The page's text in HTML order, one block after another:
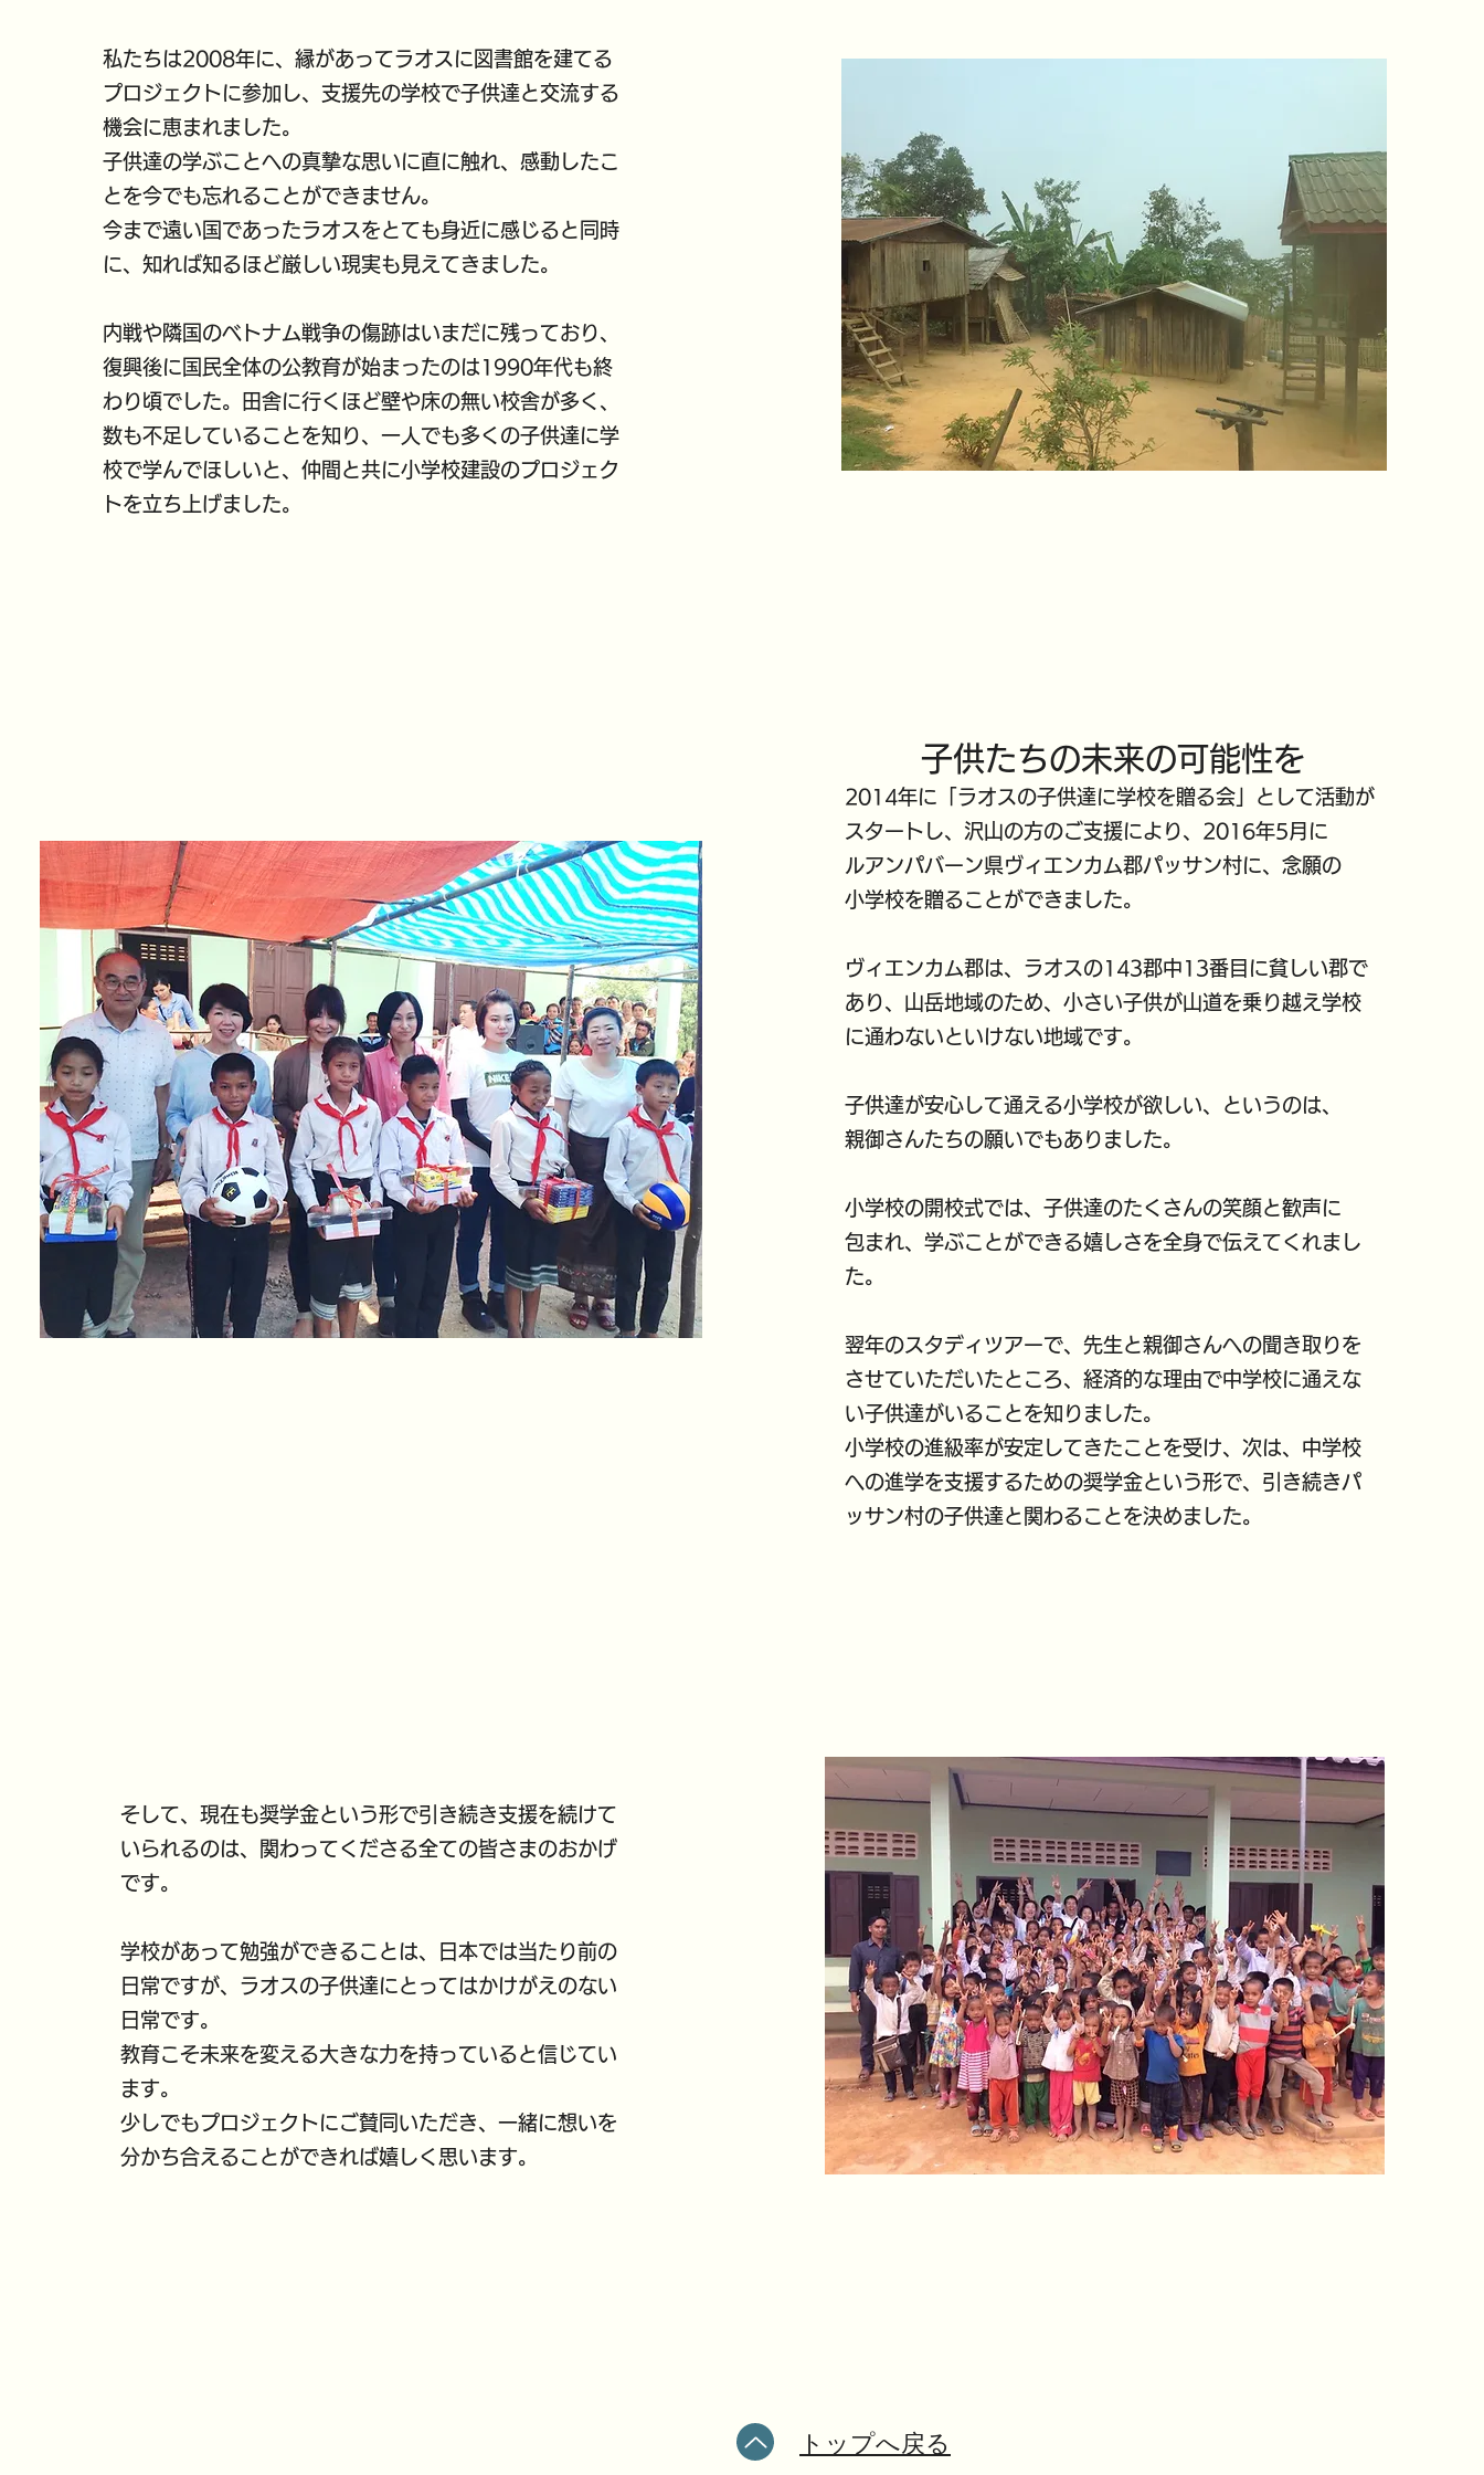
私たちは2008年に、縁があってラオスに図書館を建てる
プロジェクトに参加し、支援先の学校で子供達と交流する
機会に恵まれました。
子供達の学ぶことへの真摯な思いに直に触れ、感動したこ
とを今でも忘れることができません。
今まで遠い国であったラオスをとても身近に感じると同時
に、知れば知るほど厳しい現実も見えてきました。
内戦や隣国のベトナム戦争の傷跡はいまだに残っており、
復興後に国民全体の公教育が始まったのは1990年代も終
わり頃でした。田舎に行くほど壁や床の無い校舎が多く、
数も不足していることを知り、一人でも多くの子供達に学
校で学んでほしいと、仲間と共に小学校建設のプロジェク
トを立ち上げました。
子供たちの未来の可能性を
2014年に「ラオスの子供達に学校を贈る会」として活動が
スタートし、沢山の方のご支援により、2016年5月に
ルアンパバーン県ヴィエンカム郡パッサン村に、念願の
小学校を贈ることができました。
ヴィエンカム郡は、ラオスの143郡中13番目に貧しい郡で
あり、山岳地域のため、小さい子供が山道を乗り越え学校
に通わないといけない地域です。
子供達が安心して通える小学校が欲しい、というのは、
親御さんたちの願いでもありました。
小学校の開校式では、子供達のたくさんの笑顔と歓声に
包まれ、学ぶことができる嬉しさを全身で伝えてくれまし
た。
翌年のスタディツアーで、先生と親御さんへの聞き取りを
させていただいたところ、経済的な理由で中学校に通えな
い子供達がいることを知りました。
小学校の進級率が安定してきたことを受け、次は、中学校
への進学を支援するための奨学金という形で、引き続きパ
ッサン村の子供達と関わることを決めました。
そして、現在も奨学金という形で引き続き支援を続けて
いられるのは、関わってくださる全ての皆さまのおかげ
です。
学校があって勉強ができることは、日本では当たり前の
日常ですが、ラオスの子供達にとってはかけがえのない
日常です。
教育こそ未来を変える大きな力を持っていると信じてい
ます。
少しでもプロジェクトにご賛同いただき、一緒に想いを
分かち合えることができれば嬉しく思います。
トップへ戻る